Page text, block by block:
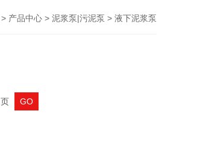
> 产品中心 > 泥浆泵|污泥泵 > 液下泥浆泵
页